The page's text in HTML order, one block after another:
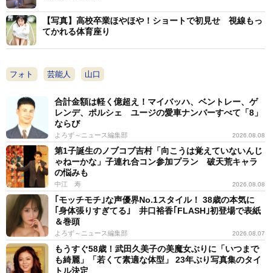
【写真】高校卒業ほやほや！ショートで初見せ 視線もっ
てかれる体育座り
フォト 芸能人 山口
合計金額は軽く億超え！マイバッハ、ベントレー、ゲ
レンデ、ポルシェ ユージの愛車ナンバーすべて「8」
ならび
よろず～ニュース編集部 2026.08.08
第1子誕生のノブコブ吉村「向こうは覚えていないんじ
ゃねーかな」子連れ合コン参加プラン 破天荒キャラ
の悩みも
中江 寿 2026.08.08
｢モッチモチ｣な声優界No.1スタイル！ 38歳の本気に
｢身体張りすぎてる｣ 井口裕香｢FLASH｣初登場で表紙
＆巻頭
よろず～ニュース編集部 2026.08.07
もうすぐ58歳！武田久美子の美魔女ぶりに「いつまで
も綺麗」「若くて素適な体型」 23年ぶり写真集のタイ
トル決定